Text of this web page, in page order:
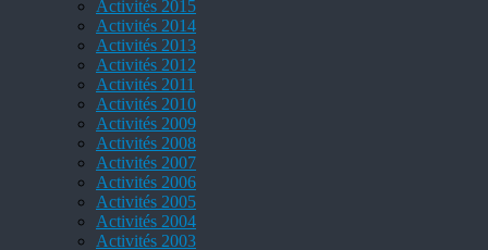
Activités 2015
Activités 2014
Activités 2013
Activités 2012
Activités 2011
Activités 2010
Activités 2009
Activités 2008
Activités 2007
Activités 2006
Activités 2005
Activités 2004
Activités 2003